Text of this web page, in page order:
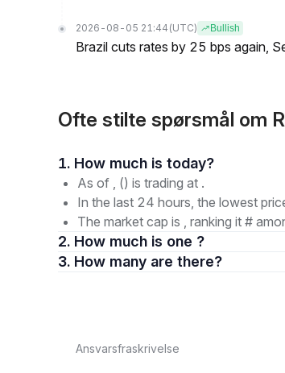
2026-08-05 21:44 (UTC) Bullish
Brazil cuts rates by 25 bps again,
Ofte stilte spørsmål om
1. How much is today?
As of , () is trading at .
In the last 24 hours, the lowest
The market cap is , ranking it #
2. How much is one ?
3. How many are there?
Ansvarsfraskrivelse